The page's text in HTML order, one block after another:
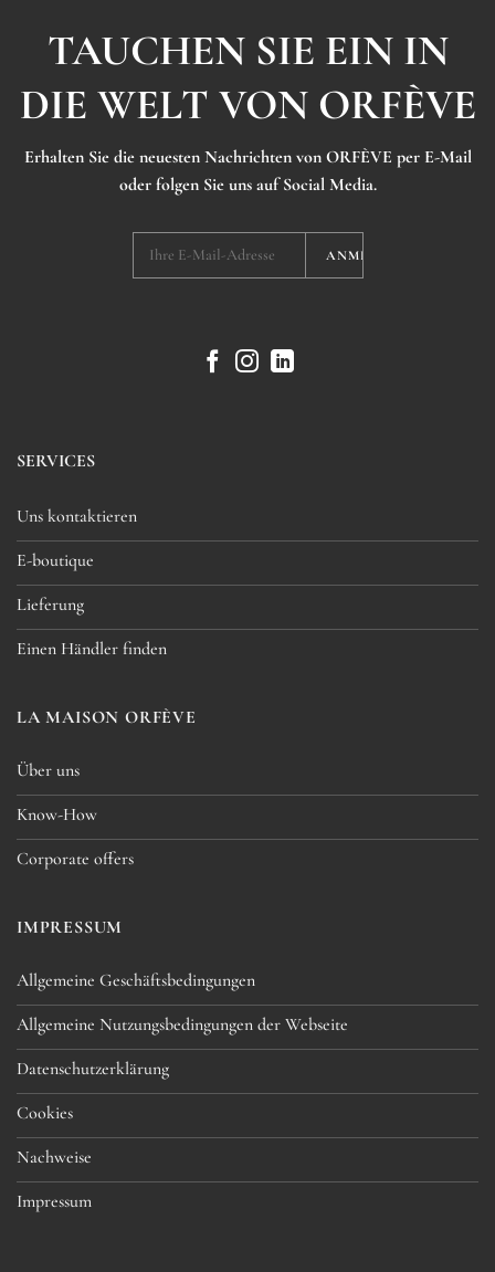
TAUCHEN SIE EIN IN
DIE WELT VON ORFÈVE
Erhalten Sie die neuesten Nachrichten von ORFÈVE per E-Mail
oder folgen Sie uns auf Social Media.
SERVICES
Uns kontaktieren
E-boutique
Lieferung
Einen Händler finden
LA MAISON ORFÈVE
Über uns
Know-How
Corporate offers
IMPRESSUM
Allgemeine Geschäftsbedingungen
Allgemeine Nutzungsbedingungen der Webseite
Datenschutzerklärung
Cookies
Nachweise
Impressum